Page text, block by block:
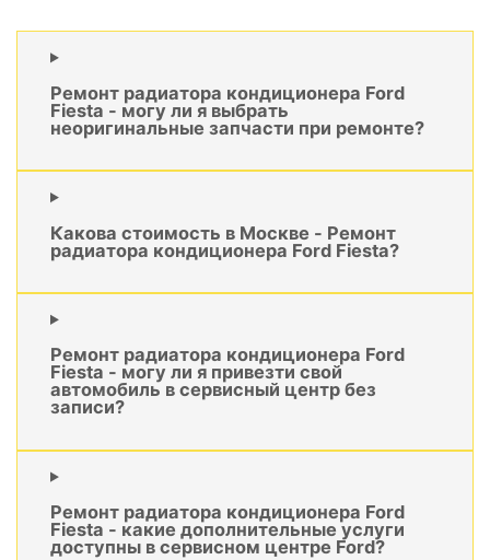
Ремонт радиатора кондиционера Ford
Fiesta - могу ли я выбрать
неоригинальные запчасти при ремонте?
Какова стоимость в Москве - Ремонт
радиатора кондиционера Ford Fiesta?
Ремонт радиатора кондиционера Ford
Fiesta - могу ли я привезти свой
автомобиль в сервисный центр без
записи?
Ремонт радиатора кондиционера Ford
Fiesta - какие дополнительные услуги
доступны в сервисном центре Ford?